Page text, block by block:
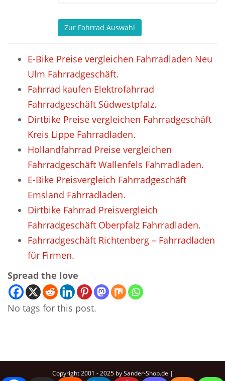
Zur Fahrrad Auswahl
E-Bike Preise vergleichen Fahrradladen Neu
Ulm Fahrradgeschäft.
Fahrrad kaufen Elektrofahrrad
Fahrradgeschäft Südwestpfalz.
Dirtbike Preise vergleichen Fahrradgeschäft
Kreis Lippe Fahrradladen.
Hollandfahrrad Preise vergleichen
Fahrradgeschäft Wallenfels Fahrradladen.
E-Bike Preisvergleich Fahrradgeschäft
Emsland Fahrradladen.
Dirtbike Fahrrad Preisvergleich
Fahrradgeschäft Oberpfalz Fahrradladen.
Fahrradgeschäft Richtenberg – Fahrradladen
für Firmen.
Spread the love
No tags for this post.
Copyright 2001 - 2025 by Sander-Shop.de |